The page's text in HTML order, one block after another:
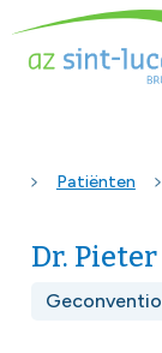
Patiënten
Dr.